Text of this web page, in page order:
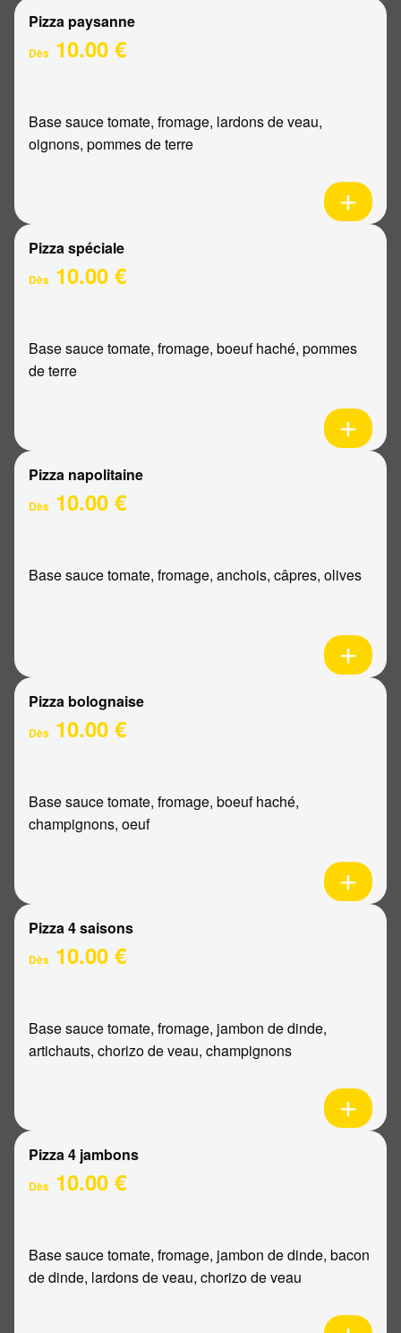
Pizza paysanne
Dès 10.00 €
Base sauce tomate, fromage, lardons de veau,
oignons, pommes de terre
Pizza spéciale
Dès 10.00 €
Base sauce tomate, fromage, boeuf haché, pommes
de terre
Pizza napolitaine
Dès 10.00 €
Base sauce tomate, fromage, anchois, câpres, olives
Pizza bolognaise
Dès 10.00 €
Base sauce tomate, fromage, boeuf haché,
champignons, oeuf
Pizza 4 saisons
Dès 10.00 €
Base sauce tomate, fromage, jambon de dinde,
artichauts, chorizo de veau, champignons
Pizza 4 jambons
Dès 10.00 €
Base sauce tomate, fromage, jambon de dinde, bacon
de dinde, lardons de veau, chorizo de veau